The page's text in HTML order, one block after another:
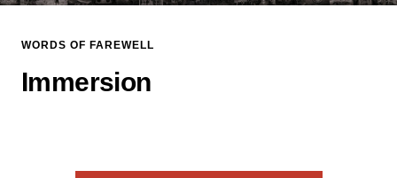
WORDS OF FAREWELL
Immersion